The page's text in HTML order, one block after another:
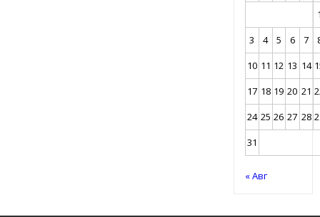
3
4 5 6 7
10 11 12 13 14
17 18 19 20 21
24 25 26 27 28
31
« Авг